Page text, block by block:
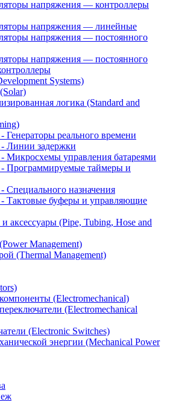
напряжения — контроллеры
напряжения — линейные
напряжения — постоянного
напряжения — постоянного
Systems)
логика (Standard and
реального времени
Линии задержки
Микросхемы управления батареями
Программируемые таймеры и
Специального назначения
Тактовые буферы и управляющие
аксессуары (Pipe, Tubing, Hose and
Management)
(Thermal Management)
(Electromechanical)
(Electromechanical
(Electronic Switches)
энергии (Mechanical Power